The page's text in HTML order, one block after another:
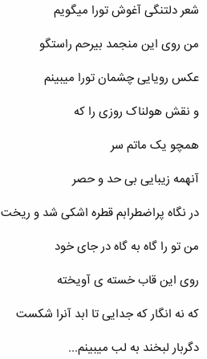
شعر دلتنگی آغوش تورا میگویم
من روی این منجمد بیرحم راستگو
عکس رویایی چشمان تورا میبینم
و نقش هولناک روزی را که
همچو یک ماتم سر
آنهمه زیبایی بی حد و حصر
در نگاه پراضطرابم قطره اشکی شد و ریخت
من تو را گاه به گاه در جای خود
روی این قاب خسته ی آویخته
که نه انگار که جدایی تا ابد آنرا شکست
دگربار لبخند به لب میبینم...